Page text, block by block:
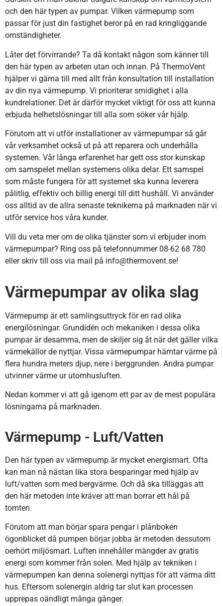
och den här typen av pumpar. Vilken värmepump som
passar för just din fastighet beror på en rad kringliggande
omständigheter.
Låter det förvirrande? Ta då kontakt någon som känner till
den här typen av arbeten utan och innan. På ThermoVent
hjälper vi gärna till med allt från konsultation till installation
av din nya värmepump. Vi prioriterar smidighet i alla
kundrelationer. Det är därför mycket viktigt för oss att kunna
erbjuda helhetslösningar till alla som söker vår hjälp.
Förutom att vi utför installationer av värmepumpar så går
vår verksamhet också ut på att reparera och underhålla
systemen. Vår långa erfarenhet har gett oss stor kunskap
om samspelet mellan systemens olika delar. Ett samspel
som måste fungera för att systemet ska kunna leverera
pålitlig, effektiv och billig energi till ditt hushåll. Vi använder
oss alltid av de allra senaste teknikerna på marknaden när vi
utför service hos våra kunder.
Vill du veta mer om de olika tjänster som vi erbjuder inom
värmepumpar? Ring oss på telefonnummer 08-62 68 780
eller skriv till oss via mail på info@thermovent.se!
Värmepumpar av olika slag
Värmepump är ett samlingsuttryck för en rad olika
energilösningar. Grundidén och mekaniken i dessa olika
pumpar är desamma, men de skiljer sig åt när det gäller vilka
värmekällor de nyttjar. Vissa värmepumpar hämtar värme på
flera hundra meters djup, nere i berggrunden. Andra pumpar
utvinner värme ur utomhusluften.
Nedan kommer vi att gå igenom ett par av de mest populära
lösningarna på marknaden.
Värmepump - Luft/Vatten
Den här typen av värmepump är mycket energismart. Ofta
kan man nå nästan lika stora besparingar med hjälp av
luft/vatten som med bergvärme. Och då ska tilläggas att
den här metoden inte kräver att man borrar ett hål på
tomten.
Förutom att man börjar spara pengar i plånboken
ögonblicket då pumpen börjar jobba är metoden dessutom
oerhört miljösmart. Luften innehåller mängder av gratis
energi som kommer från solen. Med hjälp av tekniken i
värmepumpen kan denna solenergi nyttjas för att värma ditt
hus. Eftersom solenergin aldrig tar slut kan processen
upprepas oändligt många gånger.